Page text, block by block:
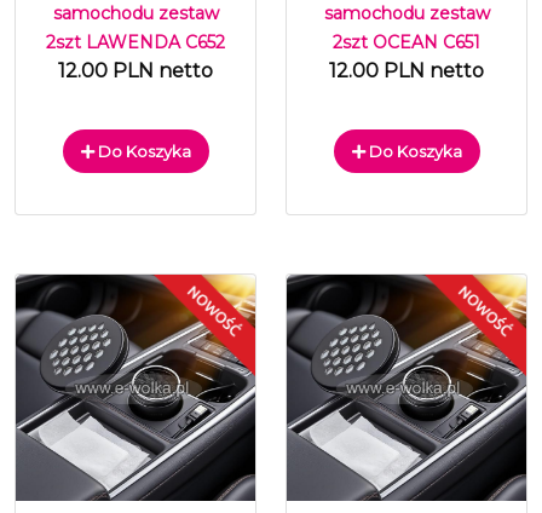
samochodu zestaw
2szt LAWENDA C652
12.00 PLN netto
Do Koszyka
samochodu zestaw
2szt OCEAN C651
12.00 PLN netto
Do Koszyka